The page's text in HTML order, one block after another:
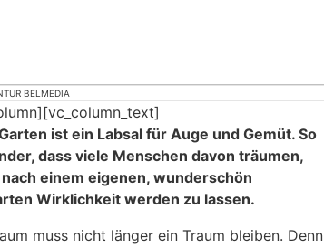
BELMEDIA
ist ein Labsal für Auge und Gemüt. So
dass viele Menschen davon träumen,
einem eigenen, wunderschön
Wirklichkeit werden zu lassen.
muss nicht länger ein Traum bleiben. Denn